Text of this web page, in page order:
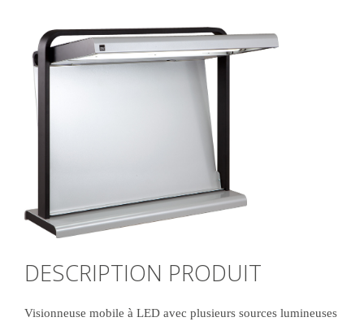
Contact
DESCRIPTION PRODUIT
Visionneuse mobile à LED avec plusieurs sources lumineuses